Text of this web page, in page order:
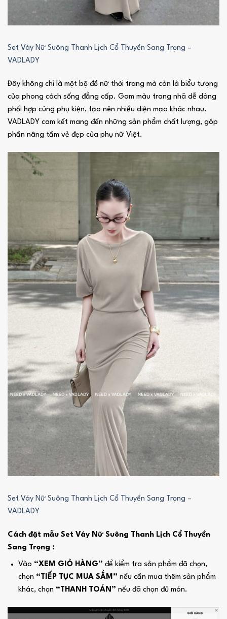
Set Váy Nữ Suông Thanh Lịch Cổ Thuyền Sang Trọng –
VADLADY
Đây không chỉ là một bộ đồ nữ thời trang mà còn là biểu tượng
của phong cách sống đẳng cấp. Gam màu trang nhã dễ dàng
phối hợp cùng phụ kiện, tạo nên nhiều diện mạo khác nhau.
VADLADY cam kết mang đến những sản phẩm chất lượng, góp
phần nâng tầm vẻ đẹp của phụ nữ Việt.
Set Váy Nữ Suông Thanh Lịch Cổ Thuyền Sang Trọng –
VADLADY
Cách đặt mẫu Set Váy Nữ Suông Thanh Lịch Cổ Thuyền
Sang Trọng :
Vào “XEM GIỎ HÀNG” để kiểm tra sản phẩm đã chọn,
chọn “TIẾP TỤC MUA SẮM” nếu cần mua thêm sản phẩm
khác, chọn “THANH TOÁN” nếu đã chọn đủ món.